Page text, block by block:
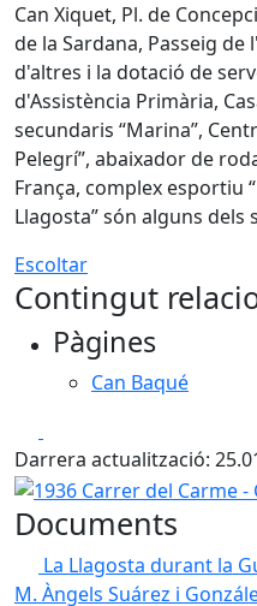
Can Xiquet, Pl. de
de la Sardana, Passeig
d'altres i la dotació de
d'Assistència Primària,
secundaris “Marina”,
Pelegrí”, abaixador de
França, complex esportiu
Llagosta” són alguns dels
Escoltar
Contingut
Pàgines
Can Baqué
Darrera actualització:
1936 Carrer del Carme -
Documents
La Llagosta durant la
M. Àngels Suárez i